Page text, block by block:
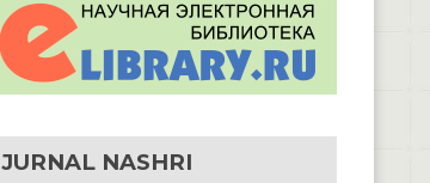
JURNAL NASHRI